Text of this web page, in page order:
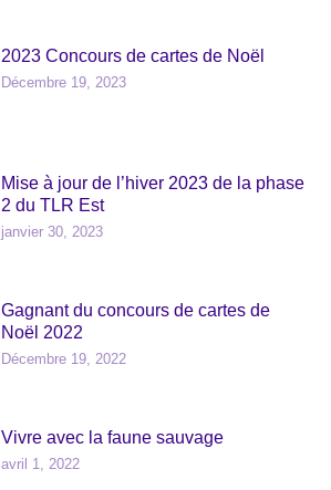
2023 Concours de cartes de Noël
Décembre 19, 2023
Mise à jour de l’hiver 2023 de la phase
2 du TLR Est
janvier 30, 2023
Gagnant du concours de cartes de
Noël 2022
Décembre 19, 2022
Vivre avec la faune sauvage
avril 1, 2022